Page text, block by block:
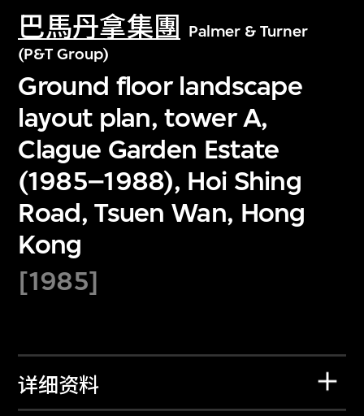
巴馬丹拿集團
Palmer & Turner
(P&T Group)
Ground floor landscape
layout plan, tower A,
Clague Garden Estate
(1985–1988), Hoi Shing
Road, Tsuen Wan, Hong
Kong
[1985]
详细资料
文化藏品。